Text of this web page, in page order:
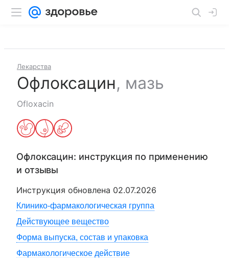
Лекарства
Офлоксацин, мазь
Ofloxacin
Офлоксацин: инструкция по применению
и отзывы
Инструкция обновлена 02.07.2026
Клинико-фармакологическая группа
Действующее вещество
Форма выпуска, состав и упаковка
Фармакологическое действие